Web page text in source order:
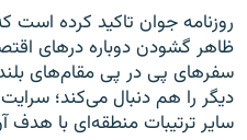
روزنامه جوان تاکید کرده است
ظاهر گشودن دوباره درهای
سفرهای پی در پی مقام‌های
دیگر را هم دنبال می‌کند؛
سایر ترتیبات منطقه‌ای با